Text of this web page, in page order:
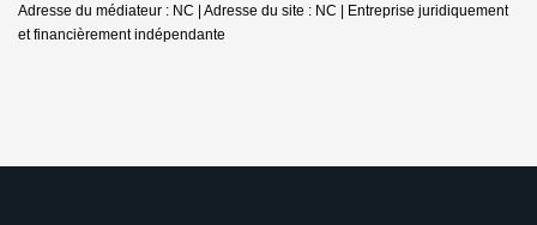
Adresse du médiateur : NC | Adresse du site : NC | Entreprise juridiquement
et financièrement indépendante